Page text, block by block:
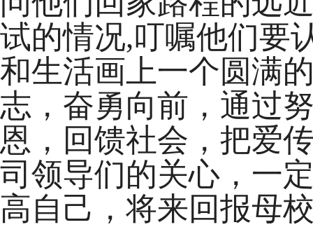
试的情况,叮嘱他们要
和生活画上一个圆满
志，奋勇向前，通过
恩，回馈社会，把爱
司领导们的关心，一
高自己，将来回报母